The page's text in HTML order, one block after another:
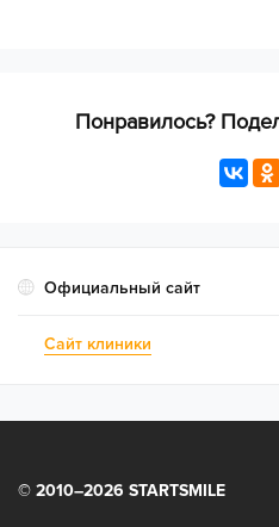
критериям:
Компетентность врачей
Оборудование
Сервис
Понравилось?
Официальный сайт
Сайт клиники
© 2010–2026 STARTSMILE